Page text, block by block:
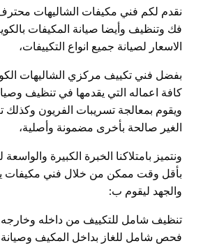
نقدم لكم فني مكيفات الشاليهات
فك وتنظيف وأيضا صيانة المكيفات
الاسعار لصيانة جميع انواع التكييفات،
بفضل فني تكييف مركزي الشاليهات
كافة اعماله التي يقدمها في تنظيف
ويقوم بمعالجة تسريبات الفريون وكذلك
الغير صالحة بأخرى مضمونة وأصلية،
ونتميز بامتلاكنا الخبرة الكبيرة
بأقل وقت ممكن من خلال فني مكيفات
والجهد ليقوم ب:
تنظيف شامل للتكييف من داخله
فحص شامل للغاز بداخل المكيف وصيانة